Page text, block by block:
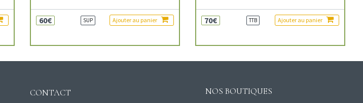
60€ SUP Ajouter au panier 70€ TTB Ajouter au panier
CONTACT NOS BOUTIQUES